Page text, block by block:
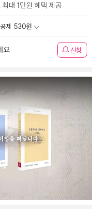
대 1만원 혜택 제공
제 530원
요 신청